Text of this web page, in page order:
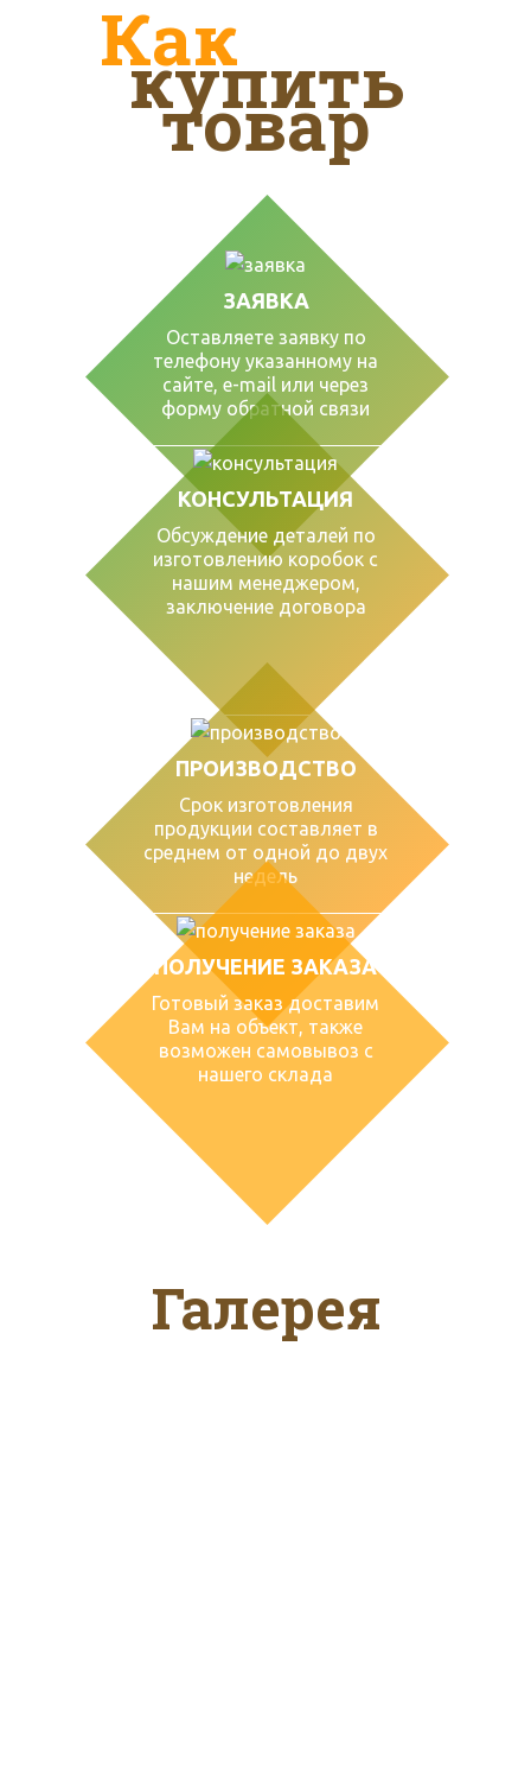
Как
купить
товар
ЗАЯВКА
Оставляете заявку по
телефону указанному на
сайте, е-mail или через
форму обратной связи
КОНСУЛЬТАЦИЯ
Обсуждение деталей по
изготовлению коробок с
нашим менеджером,
заключение договора
ПРОИЗВОДСТВО
Срок изготовления
продукции составляет в
среднем от одной до двух
недель
ПОЛУЧЕНИЕ ЗАКАЗА
Готовый заказ доставим
Вам на объект, также
возможен самовывоз с
нашего склада
Галерея